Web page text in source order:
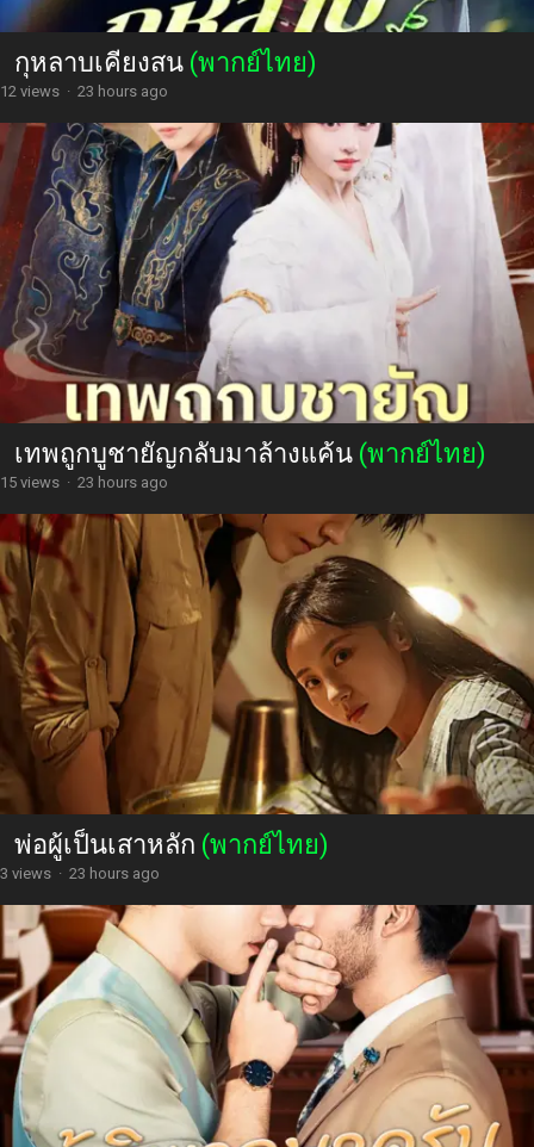
กุหลาบเคียงสน (พากย์ไทย)
12 views · 23 hours ago
เทพถูกบูชายัญกลับมาล้างแค้น (พากย์ไทย)
15 views · 23 hours ago
พ่อผู้เป็นเสาหลัก (พากย์ไทย)
3 views · 23 hours ago